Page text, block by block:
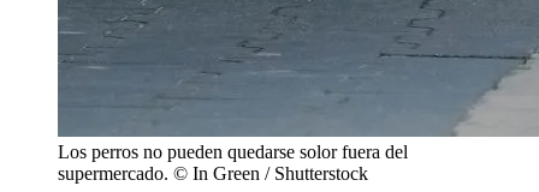
Los perros no pueden quedarse solor fuera del
supermercado. © In Green / Shutterstock